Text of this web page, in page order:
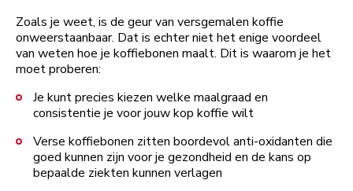
Zoals je weet, is de geur van versgemalen koffie
onweerstaanbaar. Dat is echter niet het enige voordeel
van weten hoe je koffiebonen maalt. Dit is waarom je het
moet proberen:
Je kunt precies kiezen welke maalgraad en
consistentie je voor jouw kop koffie wilt
Verse koffiebonen zitten boordevol anti-oxidanten die
goed kunnen zijn voor je gezondheid en de kans op
bepaalde ziekten kunnen verlagen